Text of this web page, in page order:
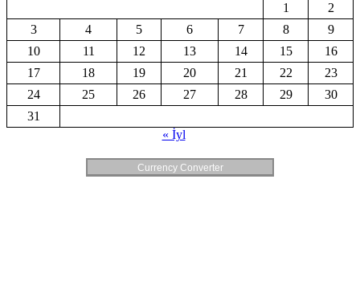
1
2
3
4 5 6 7 8
9
10
11 12 13 14 15
16
17
18 19 20 21 22
23
24
25 26 27 28 29
30
31
« İyl
Currency Converter